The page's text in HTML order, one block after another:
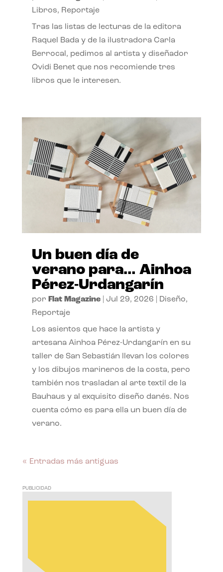
Libros, Reportaje
Tras las listas de lecturas de la editora
Raquel Bada y de la ilustradora Carla
Berrocal, pedimos al artista y diseñador
Ovidi Benet que nos recomiende tres
libros que le interesen.
Un buen día de
verano para… Ainhoa
Pérez-Urdangarín
por Flat Magazine| Jul 29, 2026 Diseño,
Reportaje
Los asientos que hace la artista y
artesana Ainhoa Pérez-Urdangarín en su
taller de San Sebastián llevan los colores
y los dibujos marineros de la costa, pero
también nos trasladan al arte textil de la
Bauhaus y al exquisito diseño danés. Nos
cuenta cómo es para ella un buen día de
verano.
« Entradas más antiguas
PUBLICIDAD